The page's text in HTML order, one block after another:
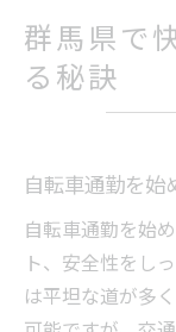
法
自転車
1ヶ月
自転車
ト
脚やお
食事と
群馬県で
る秘訣
自転車通勤を始
自転車通勤を始
ト、安全性をし
は平坦な道が多